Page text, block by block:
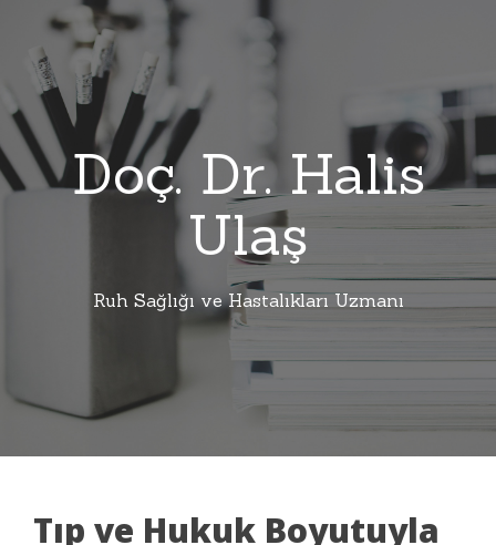
Doç. Dr. Halis
Ulaş
Ruh Sağlığı ve Hastalıkları Uzmanı
Tıp ve Hukuk Boyutuyla